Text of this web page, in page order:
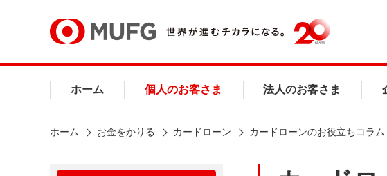
ホーム 個人のお客さま 法人のお客さま
ホーム お金をかりる カードローン カードローンのお役立ちコラム